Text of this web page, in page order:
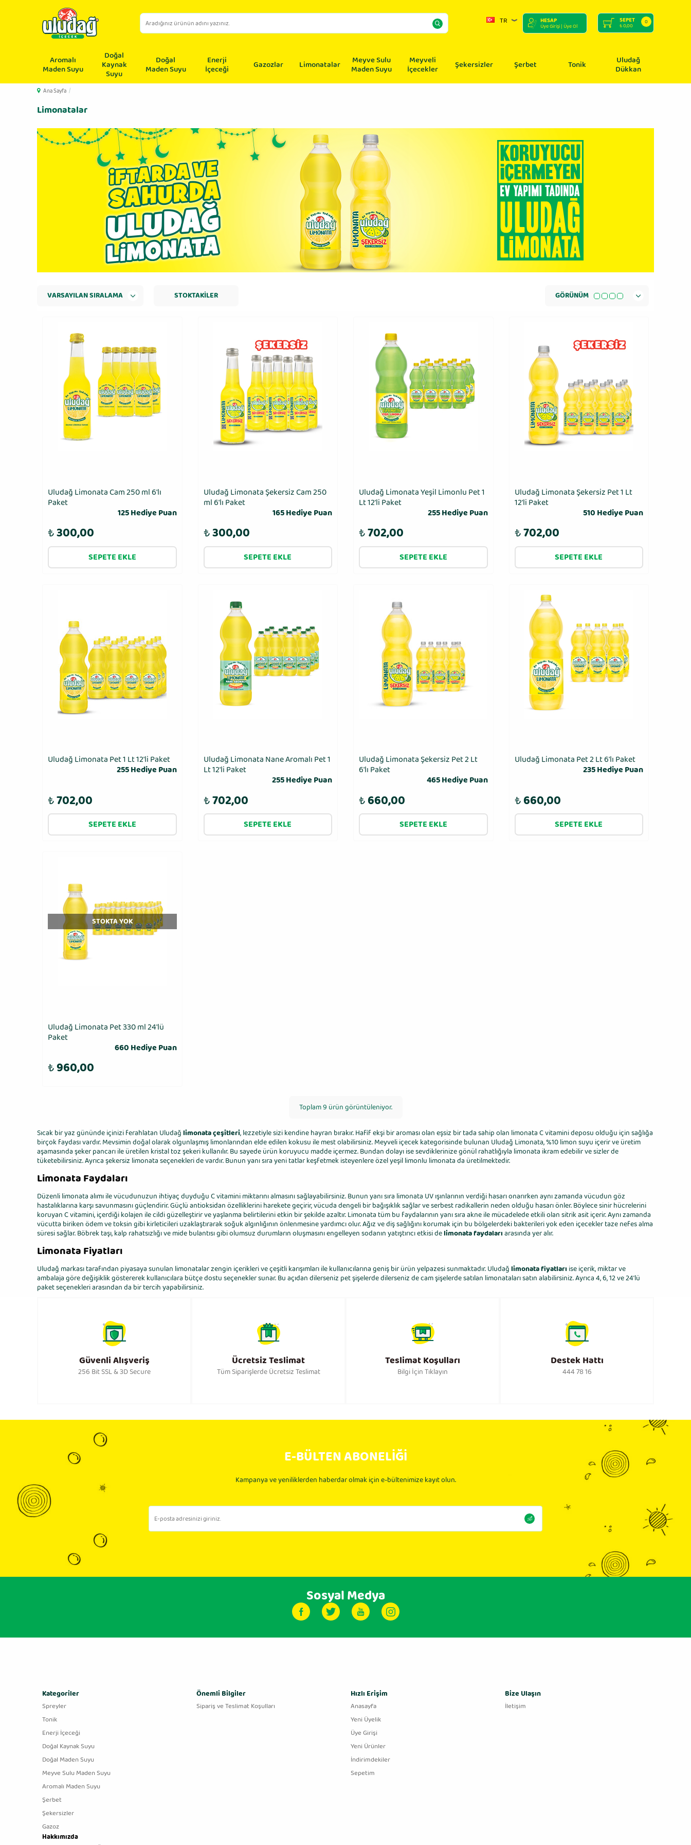
SEPET
₺0,00 0
HESAP
Üye Girişi| Üye Ol
TR
Aromalı
Maden Suyu
Doğal
Kaynak
Suyu
Doğal
Maden Suyu
Enerji
İçeceği Gazozlar Limonatalar Meyve Sulu
Maden Suyu
Meyveli
İçecekler Şekersizler Şerbet Tonik Uludağ
Dükkan
Ana Sayfa /
Limonatalar
STOKTAKILER GÖRÜNÜM
Uludağ Limonata Cam 250 ml 6′lı
Paket
125 Hediye Puan
₺300,00
SEPETE EKLE
Uludağ Limonata Şekersiz Cam 250
ml 6'lı Paket
165 Hediye Puan
₺300,00
SEPETE EKLE
Uludağ Limonata Yeşil Limonlu Pet 1
Lt 12′li Paket
255 Hediye Puan
₺702,00
SEPETE EKLE
Uludağ Limonata Şekersiz Pet 1 Lt
12'li Paket
510 Hediye Puan
₺702,00
SEPETE EKLE
Uludağ Limonata Pet 1 Lt 12′li Paket
255 Hediye Puan
₺702,00
SEPETE EKLE
Uludağ Limonata Nane Aromalı Pet 1
Lt 12′li Paket
255 Hediye Puan
₺702,00
SEPETE EKLE
Uludağ Limonata Şekersiz Pet 2 Lt
6′lı Paket
465 Hediye Puan
₺660,00
SEPETE EKLE
Uludağ Limonata Pet 2 Lt 6′lı Paket
235 Hediye Puan
₺660,00
SEPETE EKLE
STOKTA YOK
Uludağ Limonata Pet 330 ml 24′lü
Paket
660 Hediye Puan
₺960,00
Toplam 9 ürün görüntüleniyor.
Sıcak bir yaz gününde içinizi ferahlatan Uludağlimonata çeşitleri, lezzetiyle sizi kendine hayran bırakır. Hafif ekşi bir aroması olan eşsiz bir tada sahip olan limonata C vitamini deposu olduğu için sağlığa
birçok faydası vardır. Mevsimin doğal olarak olgunlaşmış limonlarından elde edilen kokusu ile mest olabilirsiniz. Meyveli içecek kategorisinde bulunan Uludağ Limonata, %10 limon suyu içerir ve üretim
aşamasında şeker pancarı ile üretilen kristal toz şekeri kullanılır. Bu sayede ürün koruyucu madde içermez. Bundan dolayı ise sevdiklerinize gönül rahatlığıyla limonata ikram edebilir ve sizler de
tüketebilirsiniz. Ayrıca şekersiz limonata seçenekleri de vardır. Bunun yanı sıra yeni tatlar keşfetmek isteyenlere özel yeşil limonlu limonata da üretilmektedir.
Limonata Faydaları
Düzenli limonata alımı ile vücudunuzun ihtiyaç duyduğu C vitamini miktarını almasını sağlayabilirsiniz. Bunun yanı sıra limonata UV ışınlarının verdiği hasarı onarırken aynı zamanda vücudun göz
hastalıklarına karşı savunmasını güçlendirir. Güçlü antioksidan özelliklerini harekete geçirir, vücuda dengeli bir bağışıklık sağlar ve serbest radikallerin neden olduğu hasarı önler. Böylece sinir hücrelerini
koruyan C vitamini, içerdiği kolajen ile cildi güzelleştirir ve yaşlanma belirtilerini etkin bir şekilde azaltır. Limonata tüm bu faydalarının yanı sıra akne ile mücadelede etkili olan sitrik asit içerir. Aynı zamanda
vücutta biriken ödem ve toksin gibi kirleticileri uzaklaştırarak soğuk algınlığının önlenmesine yardımcı olur. Ağız ve diş sağlığını korumak için bu bölgelerdeki bakterileri yok eden içecekler taze nefes alma
süresi sağlar. Böbrek taşı, kalp rahatsızlığı ve mide bulantısı gibi olumsuz durumların oluşmasını engelleyen sodanın yatıştırıcı etkisi delimonata faydalarıarasında yer alır.
Limonata Fiyatları
Uludağ markası tarafından piyasaya sunulan limonatalar zengin içerikleri ve çeşitli karışımları ile kullanıcılarına geniş bir ürün yelpazesi sunmaktadır. Uludağlimonata fiyatları ise içerik, miktar ve
ambalaja göre değişiklik göstererek kullanıcılara bütçe dostu seçenekler sunar. Bu açıdan dilerseniz pet şişelerde dilerseniz de cam şişelerde satılan limonataları satın alabilirsiniz. Ayrıca 4, 6, 12 ve 24’lü
paket seçenekleri arasından da bir tercih yapabilirsiniz.
Güvenli Alışveriş
256 Bit SSL & 3D Secure
Ücretsiz Teslimat
Tüm Siparişlerde Ücretsiz Teslimat
Teslimat Koşulları
Bilgi İçin Tıklayın
Destek Hattı
444 78 16
E-BÜLTEN ABONELİĞİ
Kampanya ve yeniliklerden haberdar olmak için e-bültenimize kayıt olun.
Sosyal Medya
Kategoriler
Spreyler
Tonik
Enerji İçeceği
Doğal Kaynak Suyu
Doğal Maden Suyu
Meyve Sulu Maden Suyu
Aromalı Maden Suyu
Şerbet
Şekersizler
Gazoz
Önemli Bilgiler
Sipariş ve Teslimat Koşulları
Hızlı Erişim
Anasayfa
Yeni Üyelik
Üye Girişi
Yeni Ürünler
İndirimdekiler
Sepetim
Bize Ulaşın
İletişim
Hakkımızda